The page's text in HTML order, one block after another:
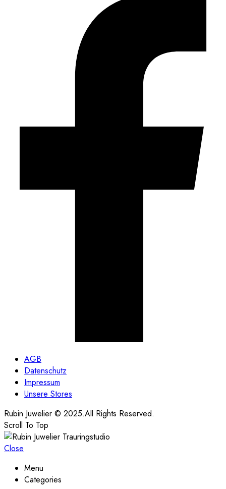
AGB
Datenschutz
Impressum
Unsere Stores
Rubin Juwelier © 2025.All Rights Reserved.
Scroll To Top
Close
Menu
Categories